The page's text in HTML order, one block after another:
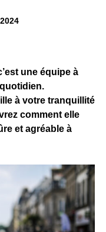
une équipe à
à votre tranquillité
comment elle
et agréable à